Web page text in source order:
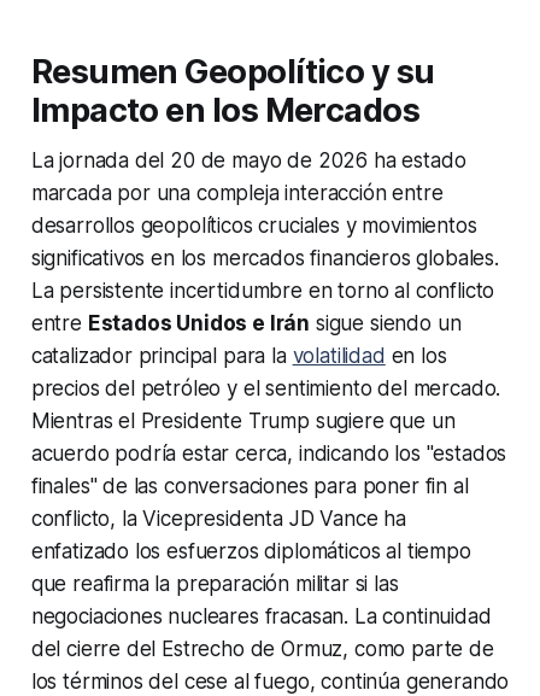
Resumen Geopolítico y su
Impacto en los Mercados
La jornada del 20 de mayo de 2026 ha estado
marcada por una compleja interacción entre
desarrollos geopolíticos cruciales y movimientos
significativos en los mercados financieros globales.
La persistente incertidumbre en torno al conflicto
entre Estados Unidos e Irán sigue siendo un
catalizador principal para la volatilidad en los
precios del petróleo y el sentimiento del mercado.
Mientras el Presidente Trump sugiere que un
acuerdo podría estar cerca, indicando los "estados
finales" de las conversaciones para poner fin al
conflicto, la Vicepresidenta JD Vance ha
enfatizado los esfuerzos diplomáticos al tiempo
que reafirma la preparación militar si las
negociaciones nucleares fracasan. La continuidad
del cierre del Estrecho de Ormuz, como parte de
los términos del cese al fuego, continúa generando